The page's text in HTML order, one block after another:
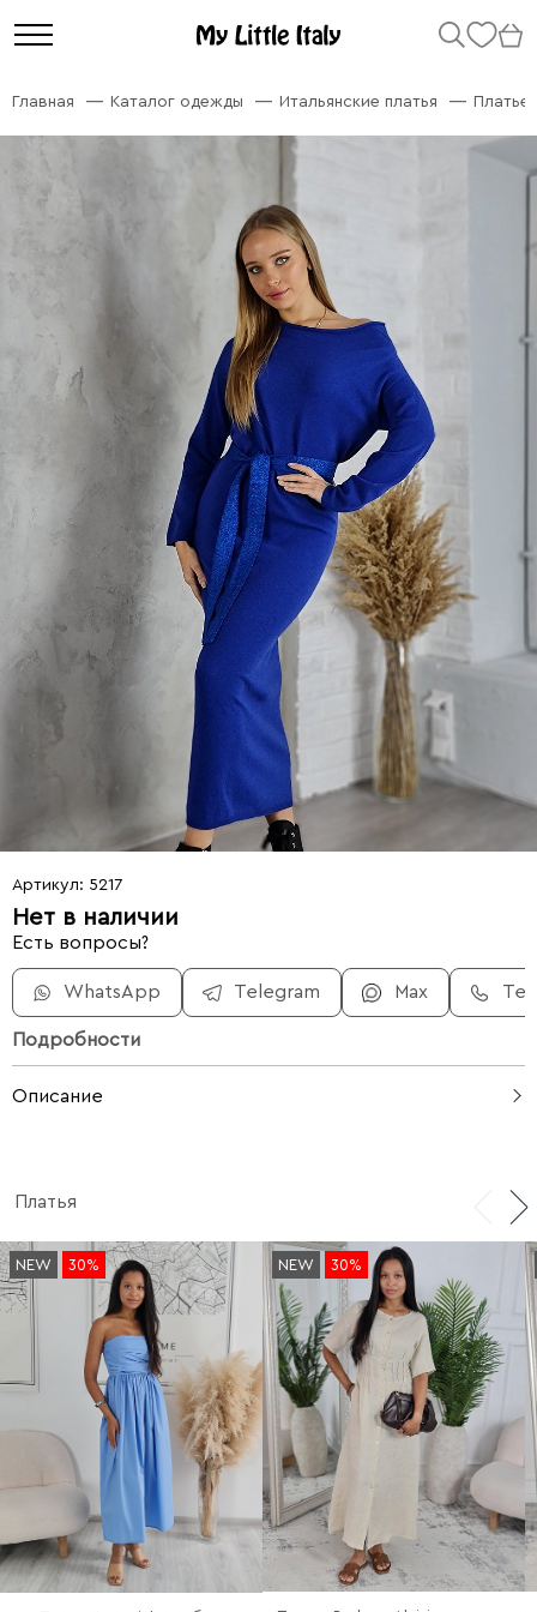
Главная Каталог одежды Итальянские платья
Артикул: 5217
Нет в наличии
Есть вопросы?
WhatsApp Telegram Max
Подробности
Описание
Платья
NEW 30% NEW 30%